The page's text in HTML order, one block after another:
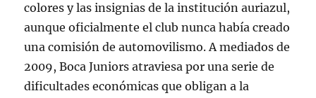
colores y las insignias de la institución auriazul,
aunque oficialmente el club nunca había creado
una comisión de automovilismo. A mediados de
2009, Boca Juniors atraviesa por una serie de
dificultades económicas que obligan a la